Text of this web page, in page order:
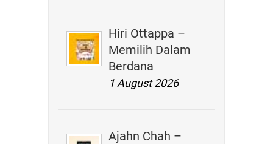
Hiri Ottappa –
Memilih Dalam
Berdana
1 August 2026
Ajahn Chah –